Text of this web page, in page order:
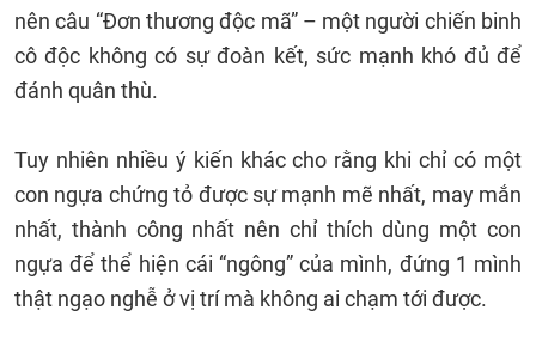
nên câu “Đơn thương độc mã” – một người chiến binh
cô độc không có sự đoàn kết, sức mạnh khó đủ để
đánh quân thù.
Tuy nhiên nhiều ý kiến khác cho rằng khi chỉ có một
con ngựa chứng tỏ được sự mạnh mẽ nhất, may mắn
nhất, thành công nhất nên chỉ thích dùng một con
ngựa để thể hiện cái “ngông” của mình, đứng 1 mình
thật ngạo nghễ ở vị trí mà không ai chạm tới được.